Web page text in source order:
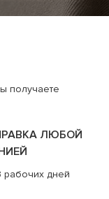
получаете
ЛЮБОЙ
рабочих дней